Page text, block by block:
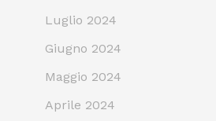
Luglio 2024
Giugno 2024
Maggio 2024
Aprile 2024